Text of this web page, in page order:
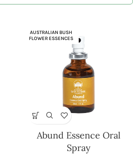
AUSTRALIAN BUSH
FLOWER ESSENCES
Abund Essence Oral
Spray